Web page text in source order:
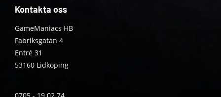
Kontakta oss
GameManiacs HB
Fabriksgatan 4
Entré 31
53160 Lidköping